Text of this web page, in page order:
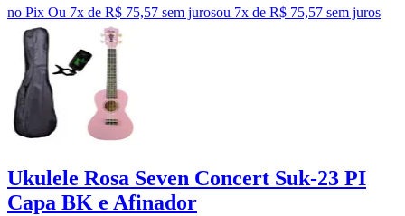
no Pix Ou 7x de R$ 75,57 sem jurosou 7x de R$ 75,57 sem juros
Ukulele Rosa Seven Concert Suk-23 PI
Capa BK e Afinador